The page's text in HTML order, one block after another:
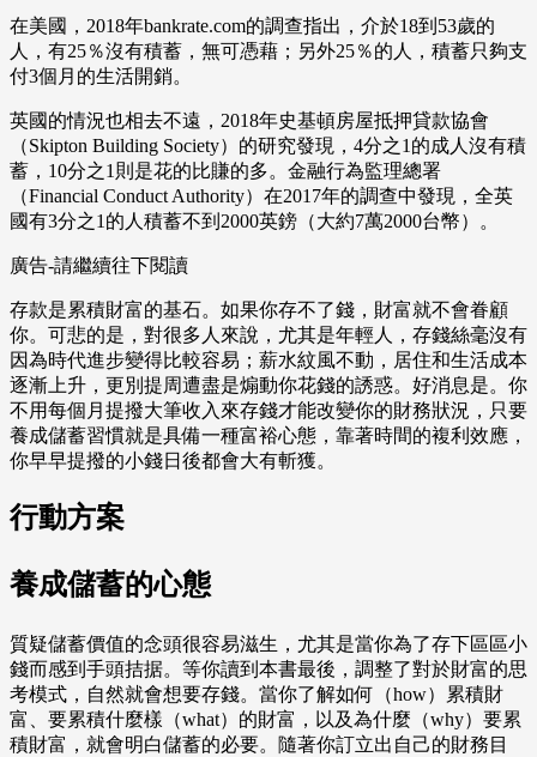
在美國，2018年bankrate.com的調查指出，介於18到53歲的
人，有25％沒有積蓄，無可憑藉；另外25％的人，積蓄只夠支
付3個月的生活開銷。
英國的情況也相去不遠，2018年史基頓房屋抵押貸款協會
（Skipton Building Society）的研究發現，4分之1的成人沒有積
蓄，10分之1則是花的比賺的多。金融行為監理總署
（Financial Conduct Authority）在2017年的調查中發現，全英
國有3分之1的人積蓄不到2000英鎊（大約7萬2000台幣）。
廣告-請繼續往下閱讀
存款是累積財富的基石。如果你存不了錢，財富就不會眷顧
你。可悲的是，對很多人來說，尤其是年輕人，存錢絲毫沒有
因為時代進步變得比較容易；薪水紋風不動，居住和生活成本
逐漸上升，更別提周遭盡是煽動你花錢的誘惑。好消息是。你
不用每個月提撥大筆收入來存錢才能改變你的財務狀況，只要
養成儲蓄習慣就是具備一種富裕心態，靠著時間的複利效應，
你早早提撥的小錢日後都會大有斬獲。
行動方案
養成儲蓄的心態
質疑儲蓄價值的念頭很容易滋生，尤其是當你為了存下區區小
錢而感到手頭拮据。等你讀到本書最後，調整了對於財富的思
考模式，自然就會想要存錢。當你了解如何（how）累積財
富、要累積什麼樣（what）的財富，以及為什麼（why）要累
積財富，就會明白儲蓄的必要。隨著你訂立出自己的財務目